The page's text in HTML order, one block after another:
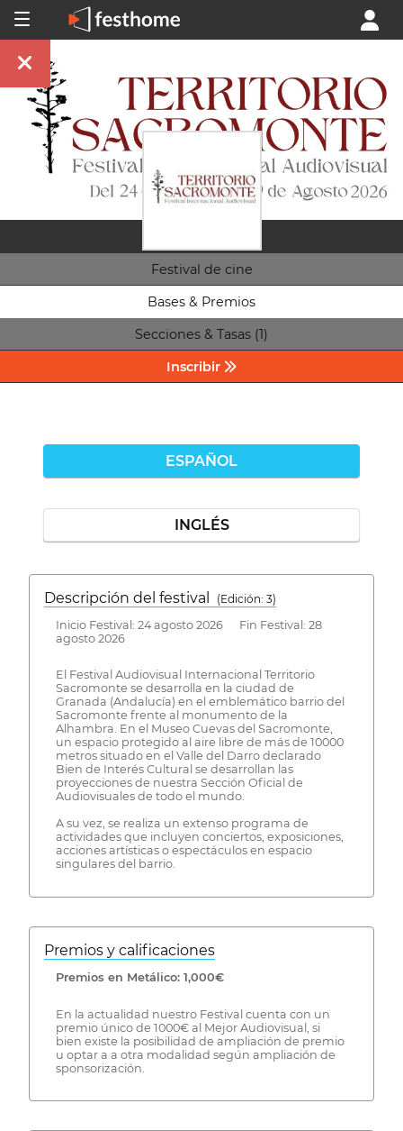
Festival de cine
Bases & Premios
Secciones & Tasas (1)
Inscribir
ESPAÑOL
INGLÉS
Descripción del festival
( Edición: 3)
Inicio Festival: 24 agosto 2026 Fin Festival: 28
agosto 2026
El Festival Audiovisual Internacional Territorio
Sacromonte se desarrolla en la ciudad de
Granada (Andalucía) en el emblemático barrio del
Sacromonte frente al monumento de la
Alhambra. En el Museo Cuevas del Sacromonte,
un espacio protegido al aire libre de más de 10000
metros situado en el Valle del Darro declarado
Bien de Interés Cultural se desarrollan las
proyecciones de nuestra Sección Oficial de
Audiovisuales de todo el mundo.
A su vez, se realiza un extenso programa de
actividades que incluyen conciertos, exposiciones,
acciones artísticas o espectáculos en espacio
singulares del barrio.
Premios y calificaciones
Premios en Metálico: 1,000€
En la actualidad nuestro Festival cuenta con un
premio único de 1000€ al Mejor Audiovisual, si
bien existe la posibilidad de ampliación de premio
u optar a a otra modalidad según ampliación de
sponsorización.